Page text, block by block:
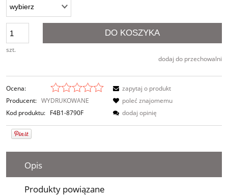
szt.
DO KOSZYKA
dodaj do przechowalni
Ocena:
Producent: WYDRUKOWANE
Kod produktu: F4B1-8790F
zapytaj o produkt
poleć znajomemu
dodaj opinię
Opis
Produkty powiązane